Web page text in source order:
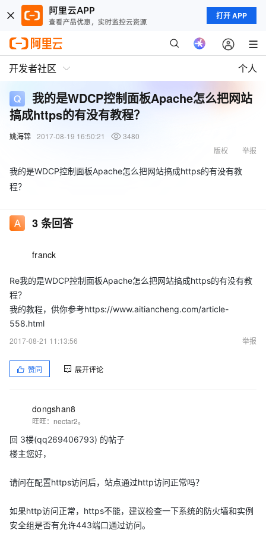
打开 APP
开发者社区 个人
我的是WDCP控制面板Apache怎么把网站
搞成https的有没有教程？
姚海锦 2017-08-19 16:50:21
3480
举报
版权
我的是WDCP控制面板Apache怎么把网站搞成https的有没有教
程？
3条回答
franck
Re我的是WDCP控制面板Apache怎么把网站搞成https的有没有教
程？
我的教程，供你参考https://www.aitiancheng.com/article-
558.html
2017-08-21 11:13:56
举报
赞同 展开评论
dongshan8
旺旺：nectar2。
回 3楼(qq269406793) 的帖子
楼主您好，
请问在配置https访问后，站点通过http访问正常吗？
如果http访问正常，https不能，建议检查一下系统的防火墙和实例
安全组是否有允许443端口通过访问。